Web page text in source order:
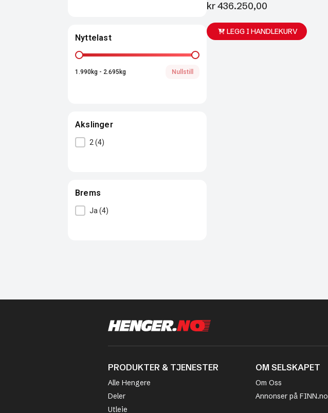
Nyttelast
Nyttelast
1.990kg - 2.695kg Nullstill
Akslinger
Akslinger
2 (4)
Brems
Brems
Ja (4)
kr436.250,00
LEGG I HANDLEKURV
PRODUKTER & TJENESTER
Alle Hengere
Deler
Utleie
OM SELSKAPET
Om Oss
Annonser på FINN.no